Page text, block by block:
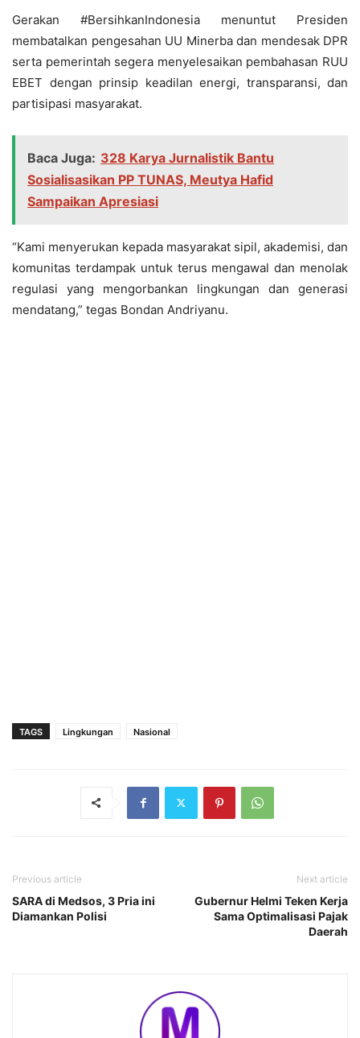
Gerakan #BersihkanIndonesia menuntut Presiden
membatalkan pengesahan UU Minerba dan mendesak DPR
serta pemerintah segera menyelesaikan pembahasan RUU
EBET dengan prinsip keadilan energi, transparansi, dan
partisipasi masyarakat.
Baca Juga: 328 Karya Jurnalistik Bantu
Sosialisasikan PP TUNAS, Meutya Hafid
Sampaikan Apresiasi
“Kami menyerukan kepada masyarakat sipil, akademisi, dan
komunitas terdampak untuk terus mengawal dan menolak
regulasi yang mengorbankan lingkungan dan generasi
mendatang,” tegas Bondan Andriyanu.
TAGS Lingkungan Nasional
Previous article
SARA di Medsos, 3 Pria ini
Diamankan Polisi
Next article
Gubernur Helmi Teken Kerja
Sama Optimalisasi Pajak
Daerah